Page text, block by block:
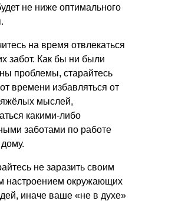
не ниже оптимального
на время отвлекаться
забот. Как бы ни были
проблемы, старайтесь
времени избавляться от
мыслей,
какими-либо
заботами по работе
не заразить своим
настроением окружающих
иначе ваше «не в духе»